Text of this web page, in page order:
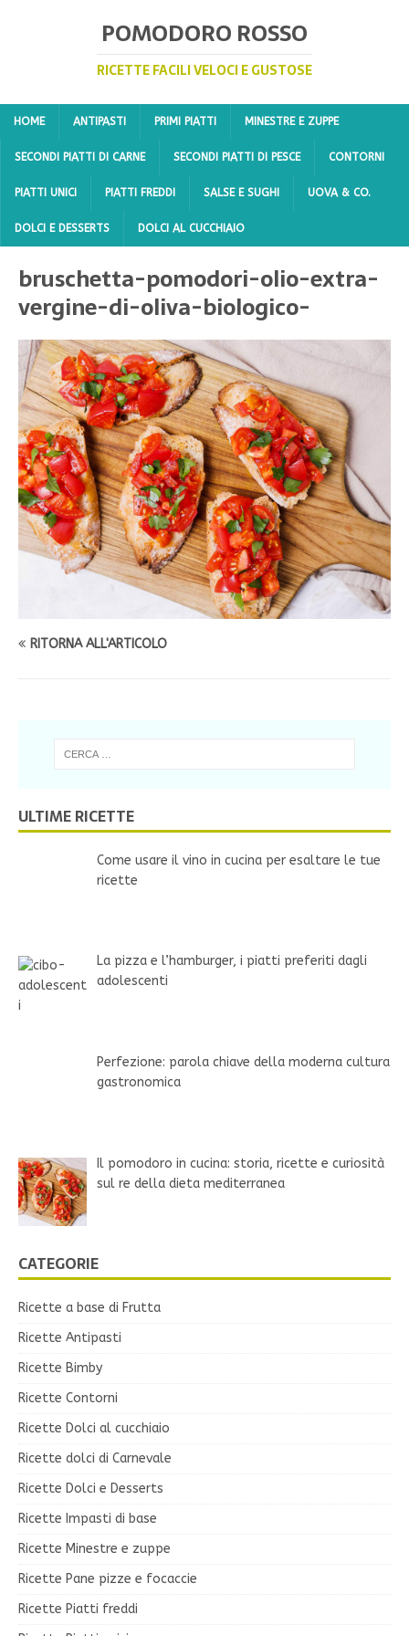
POMODORO ROSSO
RICETTE FACILI VELOCI E GUSTOSE
HOME ANTIPASTI PRIMI PIATTI MINESTRE E ZUPPE
SECONDI PIATTI DI CARNE SECONDI PIATTI DI PESCE CONTORNI
PIATTI UNICI PIATTI FREDDI SALSE E SUGHI UOVA & CO.
DOLCI E DESSERTS DOLCI AL CUCCHIAIO
bruschetta-pomodori-olio-extra-
vergine-di-oliva-biologico-
RITORNA ALL'ARTICOLO
ULTIME RICETTE
Come usare il vino in cucina per esaltare le tue
ricette
La pizza e l’hamburger, i piatti preferiti dagli
adolescenti
Perfezione: parola chiave della moderna cultura
gastronomica
Il pomodoro in cucina: storia, ricette e curiosità
sul re della dieta mediterranea
CATEGORIE
Ricette a base di Frutta
Ricette Antipasti
Ricette Bimby
Ricette Contorni
Ricette Dolci al cucchiaio
Ricette dolci di Carnevale
Ricette Dolci e Desserts
Ricette Impasti di base
Ricette Minestre e zuppe
Ricette Pane pizze e focaccie
Ricette Piatti freddi